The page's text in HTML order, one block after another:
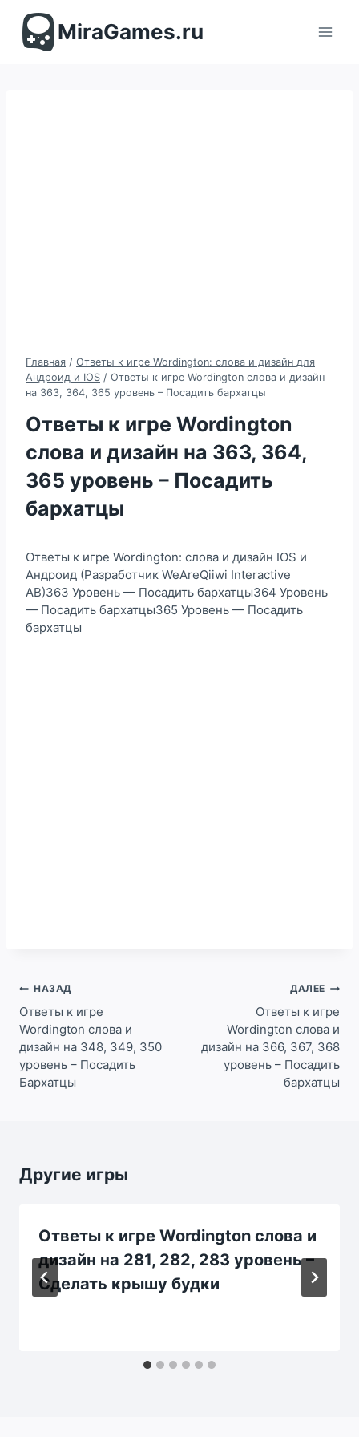
содержимомуMiraGames.ru
Главная / Ответы к игре Wordington: слова и дизайн для
Андроид и IOS / Ответы к игре Wordington слова и дизайн
на 363, 364, 365 уровень – Посадить бархатцы
Ответы к игре Wordington
слова и дизайн на 363, 364,
365 уровень – Посадить
бархатцы
Ответы к игре Wordington: слова и дизайн IOS и
Андроид (Разработчик WeAreQiiwi Interactive
AB)363 Уровень — Посадить бархатцы364 Уровень
— Посадить бархатцы365 Уровень — Посадить
бархатцы
Навигация
по
записям
НАЗАД
Ответы к игре
Wordington слова и
дизайн на 348, 349, 350
уровень – Посадить
Бархатцы
ДАЛЕЕ
Ответы к игре
Wordington слова и
дизайн на 366, 367, 368
уровень – Посадить
бархатцы
Другие игры
Ответы к игре Wordington слова и
дизайн на 281, 282, 283 уровень –
Сделать крышу будки